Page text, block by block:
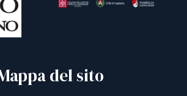
del sito